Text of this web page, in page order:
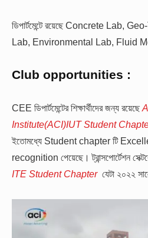
ডিপার্টমেন্টে রয়েছে Concrete Lab,
Lab, Environmental Lab, Fluid
Club opportunities :
CEE ডিপার্টমেন্টের শিক্ষার্থীদের জন্য রয়েছে
Institute(ACI)IUT Student
ইতোমধ্যে Student chapter টি
recognition পেয়েছে। ট্রান্সপোর্টেশন
ITE Student Chapterযেটা ২০২২